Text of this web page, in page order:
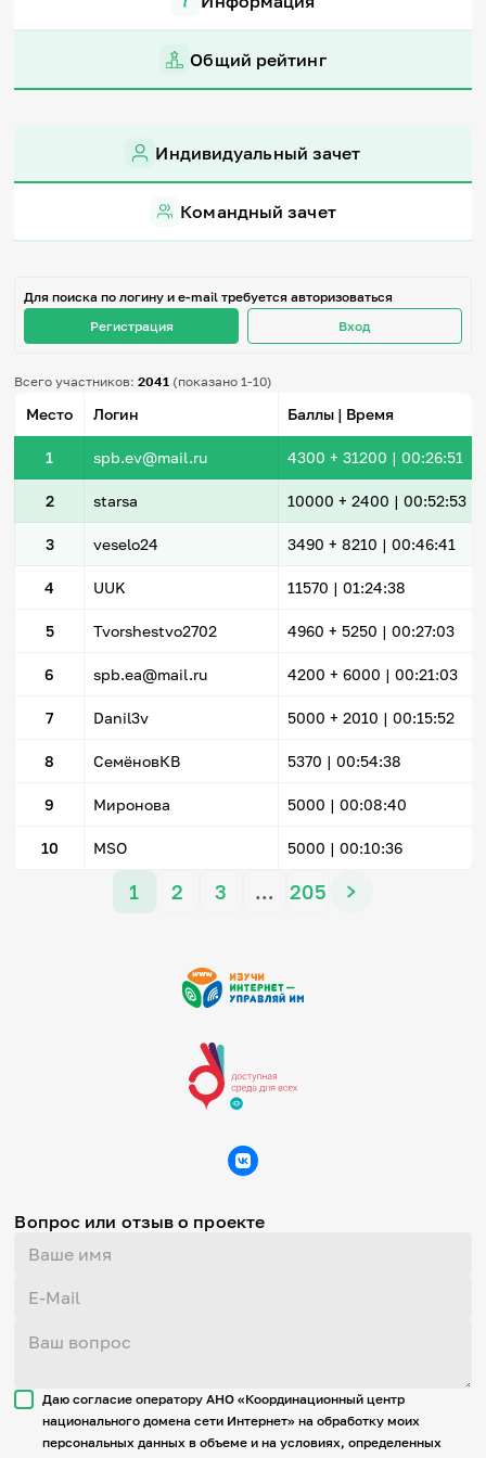
Знания в тестах
Педагогам
Школа наставников
IT-урок
English
Регистрация Вход
Задать вопрос
Общий рейтинг
Индивидуальный зачет
Командный зачет
Для поиска по логину и e-mail требуется авторизоваться
Регистрация
Вход
Всего участников:2041 (показано 1-10)
Место Логин Баллы | Время
1 spb.ev@mail.ru 4300 + 31200 | 00:26:51
2 starsa 10000 + 2400 | 00:52:53
3 veselo24 3490 + 8210 | 00:46:41
4 UUK 11570 | 01:24:38
5 Tvorshestvo2702 4960 + 5250 | 00:27:03
6 spb.ea@mail.ru 4200 + 6000 | 00:21:03
7 Danil3v 5000 + 2010 | 00:15:52
8 СемёновКВ 5370 | 00:54:38
9 Миронова 5000 | 00:08:40
10 MSO 5000 | 00:10:36
1 2 3 … 205
Вопрос или отзыв о проекте
Даю согласие оператору АНО «Координационный центр
национального домена сети Интернет» на обработку моих
персональных данных в объеме и на условиях, определенных